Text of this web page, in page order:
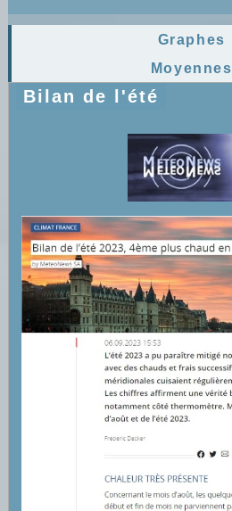
Graphes
Moyennes
Bilan de l'été